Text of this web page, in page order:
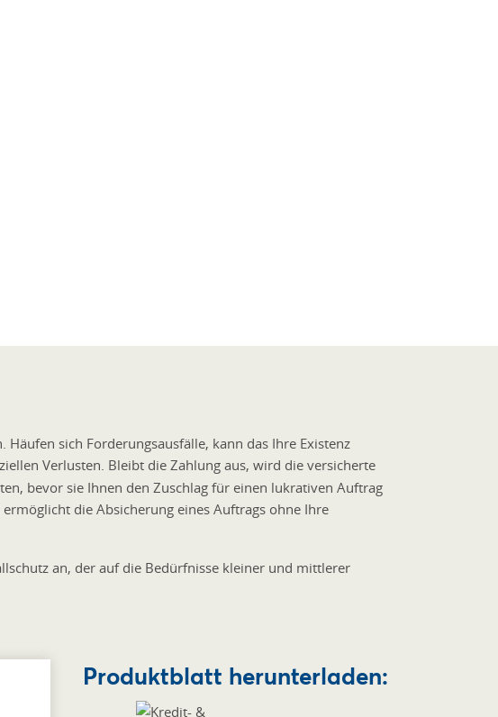
sich Forderungsausfälle, kann das Ihre Existenz
Verlusten. Bleibt die Zahlung aus, wird die versicherte
bevor sie Ihnen den Zuschlag für einen lukrativen Auftrag
die Absicherung eines Auftrags ohne Ihre
an, der auf die Bedürfnisse kleiner und mittlerer
Produktblatt herunterladen: